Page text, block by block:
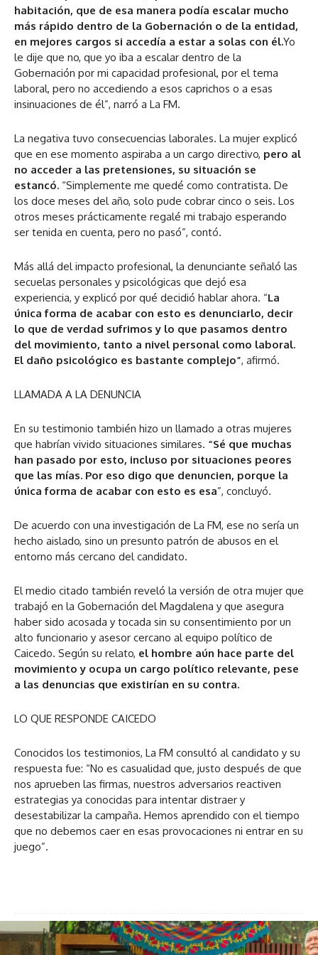
habitación, que de esa manera podía escalar mucho
más rápido dentro de la Gobernación o de la entidad,
en mejores cargos si accedía a estar a solas con él.Yo
le dije que no, que yo iba a escalar dentro de la
Gobernación por mi capacidad profesional, por el tema
laboral, pero no accediendo a esos caprichos o a esas
insinuaciones de él”, narró a La FM.
La negativa tuvo consecuencias laborales. La mujer explicó
que en ese momento aspiraba a un cargo directivo, pero al
no acceder a las pretensiones, su situación se
estancó. “Simplemente me quedé como contratista. De
los doce meses del año, solo pude cobrar cinco o seis. Los
otros meses prácticamente regalé mi trabajo esperando
ser tenida en cuenta, pero no pasó”, contó.
Más allá del impacto profesional, la denunciante señaló las
secuelas personales y psicológicas que dejó esa
experiencia, y explicó por qué decidió hablar ahora. “La
única forma de acabar con esto es denunciarlo, decir
lo que de verdad sufrimos y lo que pasamos dentro
del movimiento, tanto a nivel personal como laboral.
El daño psicológico es bastante complejo”, afirmó.
LLAMADA A LA DENUNCIA
En su testimonio también hizo un llamado a otras mujeres
que habrían vivido situaciones similares. “Sé que muchas
han pasado por esto, incluso por situaciones peores
que las mías. Por eso digo que denuncien, porque la
única forma de acabar con esto es esa”, concluyó.
De acuerdo con una investigación de La FM, ese no sería un
hecho aislado, sino un presunto patrón de abusos en el
entorno más cercano del candidato.
El medio citado también reveló la versión de otra mujer que
trabajó en la Gobernación del Magdalena y que asegura
haber sido acosada y tocada sin su consentimiento por un
alto funcionario y asesor cercano al equipo político de
Caicedo. Según su relato, el hombre aún hace parte del
movimiento y ocupa un cargo político relevante, pese
a las denuncias que existirían en su contra.
LO QUE RESPONDE CAICEDO
Conocidos los testimonios, La FM consultó al candidato y su
respuesta fue: “No es casualidad que, justo después de que
nos aprueben las firmas, nuestros adversarios reactiven
estrategias ya conocidas para intentar distraer y
desestabilizar la campaña. Hemos aprendido con el tiempo
que no debemos caer en esas provocaciones ni entrar en su
juego”.